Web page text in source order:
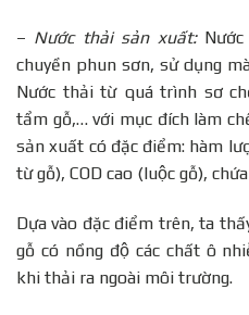
– Nước thải sản xuất:Nước
chuyền phun sơn, sử dụng
Nước thải từ quá trình sơ
tẩm gỗ,… với mục đích làm
sản xuất có đặc điểm: hàm
từ gỗ), COD cao (luộc gỗ),
Dựa vào đặc điểm trên, ta
gỗ có nồng độ các chất ô
khi thải ra ngoài môi trường.